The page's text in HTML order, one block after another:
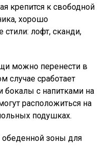
крепится к свободной
хорошо
лофт, сканди,
можно перенести в
случае сработает
бокалы с напитками на
расположиться на
подушках.